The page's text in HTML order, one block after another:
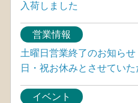
入荷しました
営業情報
土曜日営業終了のお知ら
日・祝お休みとさせていた
イベント